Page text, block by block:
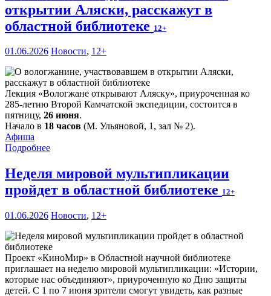
открытии Аляски, расскажут в
областной библиотеке 12+
01.06.2026 Новости, 12+
Лекция «Вологжане открывают Аляску», приуроченная ко
285-летию Второй Камчатской экспедиции, состоится в
пятницу, 26 июня.
Начало в 18 часов (М. Ульяновой, 1, зал № 2).
Афиша
Подробнее
Неделя мировой мультипликации
пройдет в областной библиотеке 12+
01.06.2026 Новости, 12+
Проект «КиноМир» в Областной научной библиотеке
приглашает на неделю мировой мультипликации: «Истории,
которые нас объединяют», приуроченную ко Дню защиты
детей. С 1 по 7 июня зрители смогут увидеть, как разные